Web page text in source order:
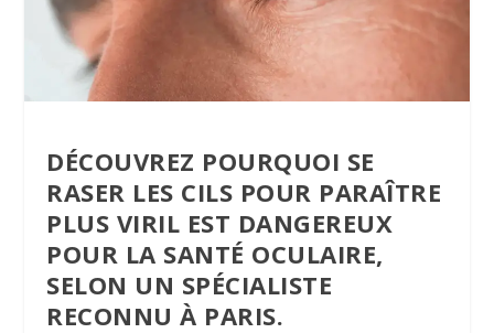
DÉCOUVREZ POURQUOI SE
RASER LES CILS POUR PARAÎTRE
PLUS VIRIL EST DANGEREUX
POUR LA SANTÉ OCULAIRE,
SELON UN SPÉCIALISTE
RECONNU À PARIS.